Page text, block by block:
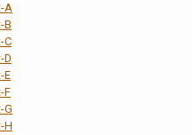
A
B
C
D
E
F
G
H